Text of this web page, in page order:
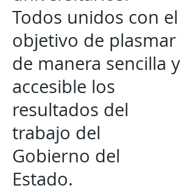
Todos unidos con el
objetivo de plasmar
de manera sencilla y
accesible los
resultados del
trabajo del
Gobierno del
Estado.